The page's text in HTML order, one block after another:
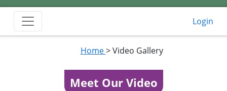
Login
Home> Video Gallery
Meet Our Video